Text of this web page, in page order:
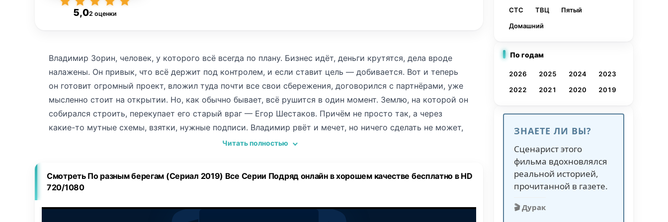
5,02 оценки
Владимир Зорин, человек, у которого всё всегда по плану. Бизнес идёт, деньги крутятся, дела вроде
налажены. Он привык, что всё держит под контролем, и если ставит цель — добивается. Вот и теперь
он готовит огромный проект, вложил туда почти все свои сбережения, договорился с партнёрами, уже
мысленно стоит на открытии. Но, как обычно бывает, всё рушится в один момент. Землю, на которой он
собирался строить, перекупает его старый враг — Егор Шестаков. Причём не просто так, а через
какие-то мутные схемы, взятки, нужные подписи. Владимир рвёт и мечет, но ничего сделать не может,
ведь у Шестакова связи, деньги, влияние. Тот, кто умеет улыбаться чиновникам, а потом спокойно
современное — отели, отдых, туризм. И именно на тех землях, что раньше были у Зорина, он
у Шестакова в это время в семье всё сложно. Дочь Настя, умная и упрямая, работает метеорологом.
Читать полностью
Смотреть По разным берегам (Сериал 2019) Все Серии Подряд онлайн в хорошем качестве бесплатно в HD
720/1080
СТС ТВЦ
Пятый
Домашний
По годам
2026 2025 2024
2023
2022
2021 2020 2019
ЗНАЕТЕ ЛИ ВЫ?
Сценарист этого
фильма вдохновлялся
реальной историей,
прочитанной в газете.
🎬 Дурак